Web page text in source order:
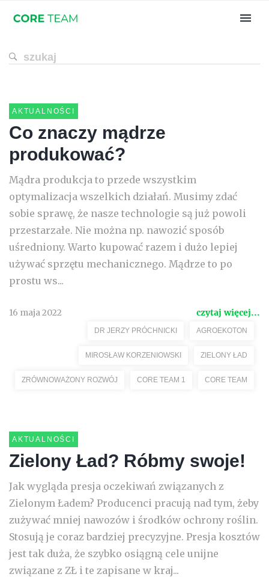
AKTUALNOŚCI
Co znaczy mądrze
produkować?
Mądra produkcja to przede wszystkim
optymalizacja wszelkich działań. Musimy zdać
sobie sprawę, że nasze technologie są już powoli
przestarzałe. Nie można np. nawozić sposób
uśredniony. Warto kupować razem i dużo lepiej
używać sprzętu mechanicznego. Mądrze to po
prostu ws...
16 maja 2022 czytaj więcej...
DR JERZY PRÓCHNICKI AGROEKOTON
MIROSŁAW KORZENIOWSKI ZIELONY ŁAD
ZRÓWNOWAŻONY ROZWÓJ CORE TEAM 1 CORE TEAM
AKTUALNOŚCI
Zielony Ład? Róbmy swoje!
Jak wygląda presja oczekiwań związanych z
Zielonym Ładem? Producenci pracują nad tym, żeby
zużywać mniej nawozów i środków ochrony roślin.
Stosują je coraz bardziej precyzyjne. Presja kosztów
jest tak duża, że szybko osiągną cele unijne
związane z ZŁ i te zapisane w kraj...